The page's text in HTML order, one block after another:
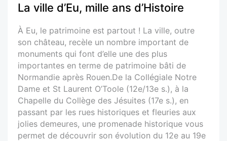
La ville d’Eu, mille ans d’Histoire
À Eu, le patrimoine est partout ! La ville, outre
son château, recèle un nombre important de
monuments qui font d’elle une des plus
importantes en terme de patrimoine bâti de
Normandie après Rouen.De la Collégiale Notre
Dame et St Laurent O’Toole (12e/13e s.), à la
Chapelle du Collège des Jésuites (17e s.), en
passant par les rues historiques et fleuries aux
jolies demeures, une promenade historique vous
permet de découvrir son évolution du 12e au 19e